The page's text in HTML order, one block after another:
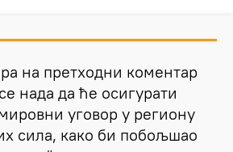
на претходни коментар
нада да ће осигурати
уговор у региону
сила, како би побољшао